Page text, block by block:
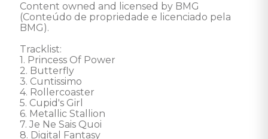
Content owned and licensed by BMG
(Conteúdo de propriedade e licenciado pela
BMG).
Tracklist:
1. Princess Of Power
2. Butterfly
3. Cuntissimo
4. Rollercoaster
5. Cupid's Girl
6. Metallic Stallion
7. Je Ne Sais Quoi
8. Digital Fantasy